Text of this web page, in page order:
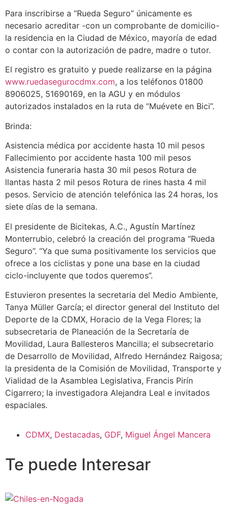
Para inscribirse a “Rueda Seguro” únicamente es
necesario acreditar -con un comprobante de domicilio-
la residencia en la Ciudad de México, mayoría de edad
o contar con la autorización de padre, madre o tutor.
El registro es gratuito y puede realizarse en la página
www.ruedasegurocdmx.com, a los teléfonos 01800
8906025, 51690169, en la AGU y en módulos
autorizados instalados en la ruta de “Muévete en Bici”.
Brinda:
Asistencia médica por accidente hasta 10 mil pesos
Fallecimiento por accidente hasta 100 mil pesos
Asistencia funeraria hasta 30 mil pesos Rotura de
llantas hasta 2 mil pesos Rotura de rines hasta 4 mil
pesos. Servicio de atención telefónica las 24 horas, los
siete días de la semana.
El presidente de Bicitekas, A.C., Agustín Martínez
Monterrubio, celebró la creación del programa “Rueda
Seguro”. “Ya que suma positivamente los servicios que
ofrece a los ciclistas y pone una base en la ciudad
ciclo-incluyente que todos queremos”.
Estuvieron presentes la secretaria del Medio Ambiente,
Tanya Müller García; el director general del Instituto del
Deporte de la CDMX, Horacio de la Vega Flores; la
subsecretaria de Planeación de la Secretaría de
Movilidad, Laura Ballesteros Mancilla; el subsecretario
de Desarrollo de Movilidad, Alfredo Hernández Raigosa;
la presidenta de la Comisión de Movilidad, Transporte y
Vialidad de la Asamblea Legislativa, Francis Pirín
Cigarrero; la investigadora Alejandra Leal e invitados
espaciales.
CDMX, Destacadas, GDF, Miguel Ángel Mancera
Te puede Interesar